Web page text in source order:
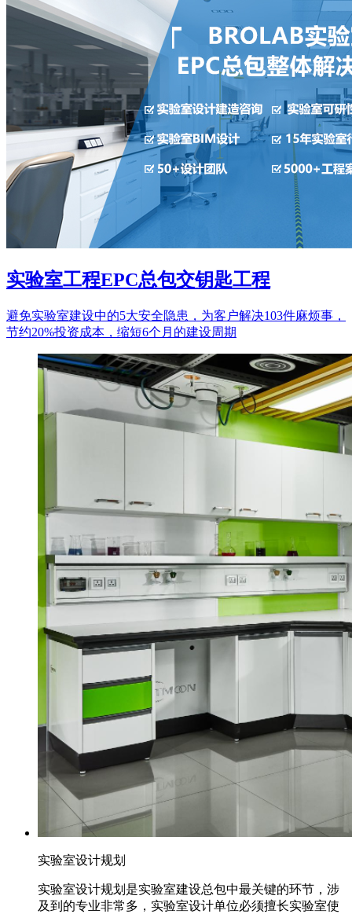
实验室工程EPC总包交钥匙工程
避免实验室建设中的5大安全隐患，为客户解决103件麻烦事，
节约20%投资成本，缩短6个月的建设周期
实验室设计规划
实验室设计规划是实验室建设总包中最关键的环节，涉
及到的专业非常多，实验室设计单位必须擅长实验室使